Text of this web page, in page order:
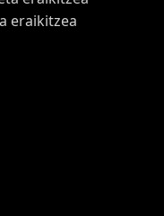
eraikitzea